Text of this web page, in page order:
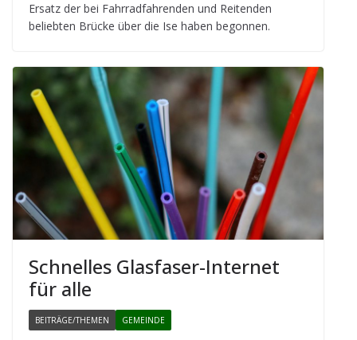
Ersatz der bei Fahr­rad­fah­ren­den und Rei­ten­den
belieb­ten Brü­cke über die Ise haben begonnen.
Schnel­les Glas­fa­ser-Inter­net
für alle
BEITRÄGE/THEMEN GEMEINDE